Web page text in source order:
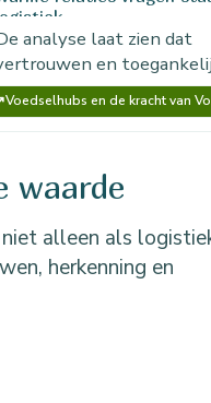
analyse laat zien dat
en
zijn, maar duurzaam
als aanbod,
waarde
alleen als
herkenning en